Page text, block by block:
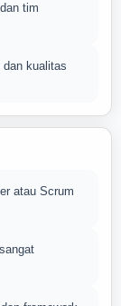
tim
dan kualitas
atau Scrum